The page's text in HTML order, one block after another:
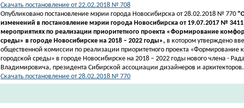
Скачать постановление от 22.02.2018 № 708
Опубликовано постановление мэрии города Новосибирска от 28.02.2018 № 770 "
изменений в постановление мэрии города Новосибирска от 19.07.2017 №
мероприятиях по реализации приоритетного проекта «Формирование
среды» в городе Новосибирске на 2018 – 2022 годы», в котором утверждено
общественной комиссии по реализации приоритетного проекта «Формирование
городской среды» в городе Новосибирске на 2018 – 2022 годы нового члена -
Владимировича, президента Сибирской ассоциации дизайнеров и архитекторов.
Скачать постановление от 28.02.2018 № 770